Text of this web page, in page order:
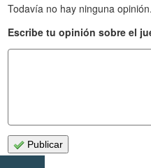
Todavía no hay ninguna opinión.
Escribe tu opinión sobre el
Publicar